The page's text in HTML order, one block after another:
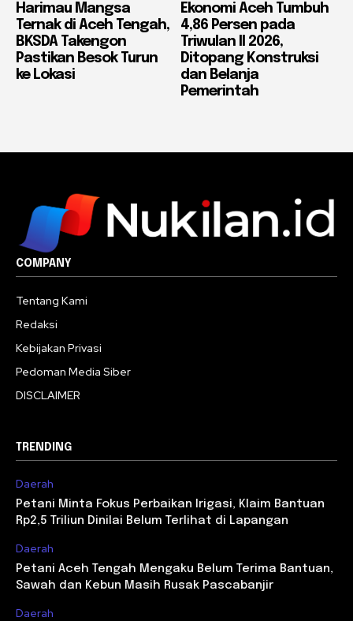
Harimau Mangsa
Ternak di Aceh Tengah,
BKSDA Takengon
Pastikan Besok Turun
ke Lokasi
Ekonomi Aceh Tumbuh
4,86 Persen pada
Triwulan II 2026,
Ditopang Konstruksi
dan Belanja
Pemerintah
COMPANY
Tentang Kami
Redaksi
Kebijakan Privasi
Pedoman Media Siber
DISCLAIMER
TRENDING
Daerah
Petani Minta Fokus Perbaikan Irigasi, Klaim Bantuan
Rp2,5 Triliun Dinilai Belum Terlihat di Lapangan
Daerah
Petani Aceh Tengah Mengaku Belum Terima Bantuan,
Sawah dan Kebun Masih Rusak Pascabanjir
Daerah